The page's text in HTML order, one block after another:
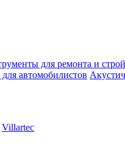
для ремонта и
автомобилистов
Villartec